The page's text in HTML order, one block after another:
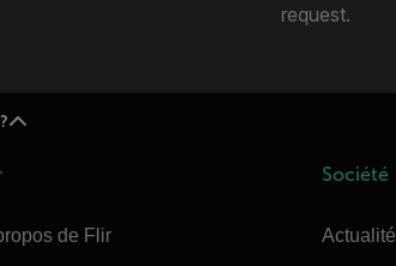
request.
de Flir
Société